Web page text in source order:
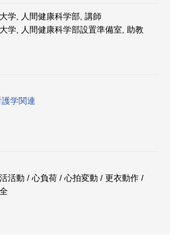
学, 人間健康科学部, 講師
学, 人間健康科学部設置準備室, 助教
学関連
活動 / 心負荷 / 心拍変動 / 更衣動作 /